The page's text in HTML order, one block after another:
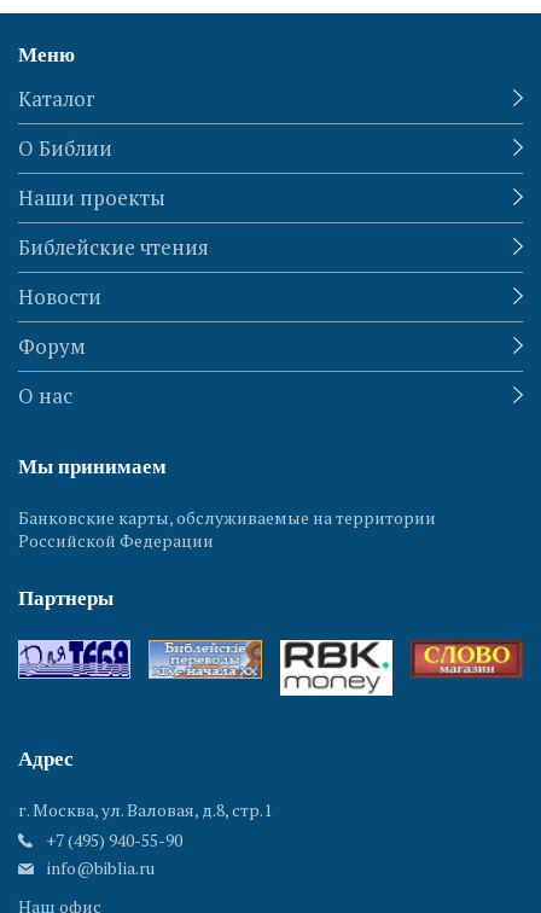
Меню
Каталог
О Библии
Наши проекты
Библейские чтения
Новости
Форум
О нас
Мы принимаем
Банковские карты, обслуживаемые на территории
Российской Федерации
Партнеры
Адрес
г. Москва, ул. Валовая, д.8, стр.1
+7 (495) 940-55-90
info@biblia.ru
Наш офис